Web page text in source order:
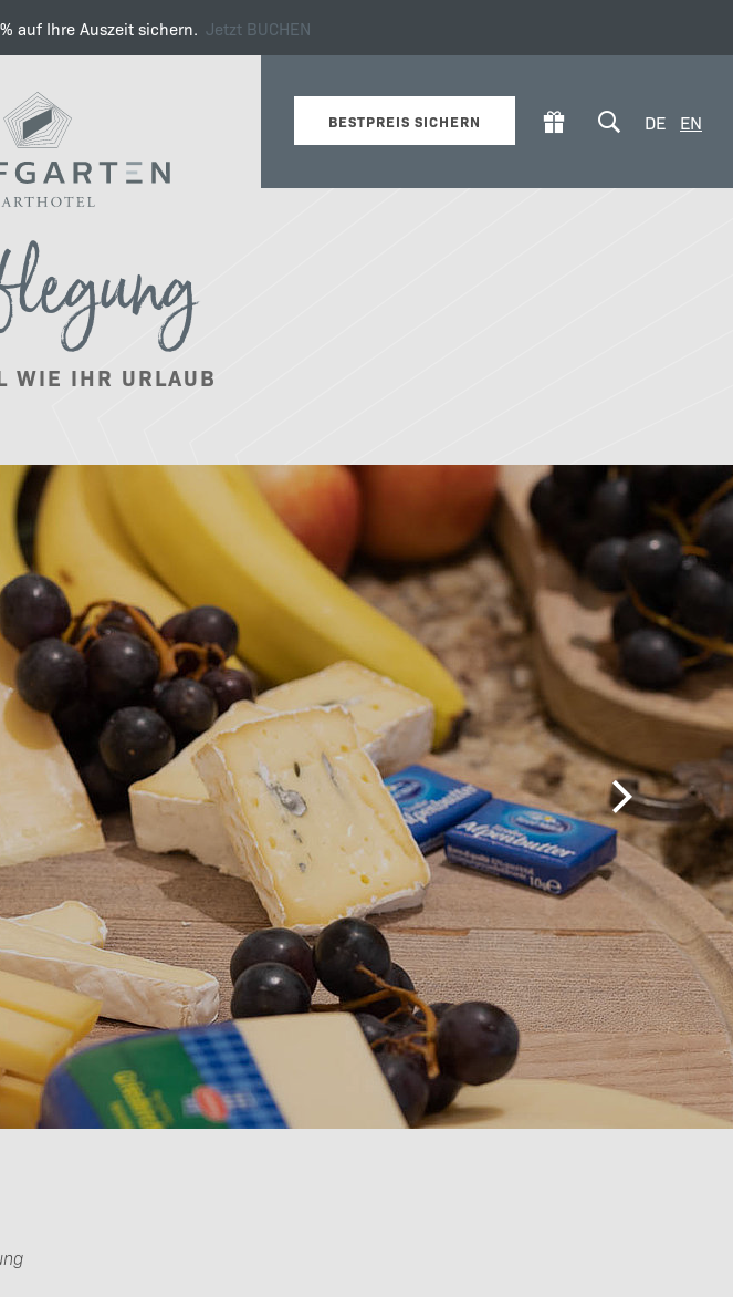
auf Ihre Auszeit sichern. Jetzt BUCHEN
Genuss, wie es zu Ihnen passt
BESTPREIS SICHERN DE EN
WIE IHR URLAUB